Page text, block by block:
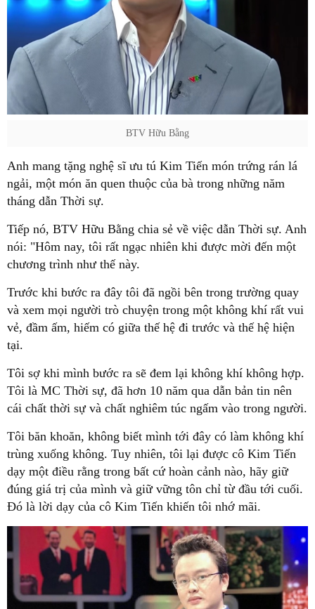
BTV Hữu Bằng
Anh mang tặng nghệ sĩ ưu tú Kim Tiến món trứng rán lá
ngải, một món ăn quen thuộc của bà trong những năm
tháng dẫn Thời sự.
Tiếp nó, BTV Hữu Bằng chia sẻ về việc dẫn Thời sự. Anh
nói: "Hôm nay, tôi rất ngạc nhiên khi được mời đến một
chương trình như thế này.
Trước khi bước ra đây tôi đã ngồi bên trong trường quay
và xem mọi người trò chuyện trong một không khí rất vui
vẻ, đầm ấm, hiếm có giữa thế hệ đi trước và thế hệ hiện
tại.
Tôi sợ khi mình bước ra sẽ đem lại không khí không hợp.
Tôi là MC Thời sự, đã hơn 10 năm qua dẫn bản tin nên
cái chất thời sự và chất nghiêm túc ngấm vào trong người.
Tôi băn khoăn, không biết mình tới đây có làm không khí
trùng xuống không. Tuy nhiên, tôi lại được cô Kim Tiến
dạy một điều rằng trong bất cứ hoàn cảnh nào, hãy giữ
đúng giá trị của mình và giữ vững tôn chỉ từ đầu tới cuối.
Đó là lời dạy của cô Kim Tiến khiến tôi nhớ mãi.